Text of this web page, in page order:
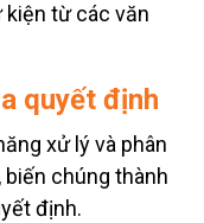
kiện từ các văn
quyết định
xử lý và phân
chúng thành
định.